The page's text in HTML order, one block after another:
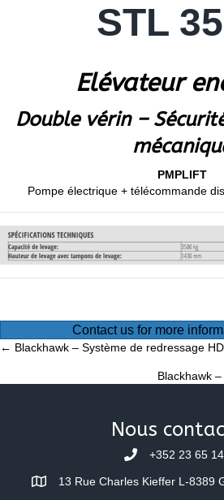
STL
Elévateur
Double vérin –
PMPLIFT
Pompe électrique + télécommande
Contact us for more
Posts
navigation
← Blackhawk – Système de redressage
Blackhawk
Nous
+352 23 65
13 Rue Charles Kieffer L-8389